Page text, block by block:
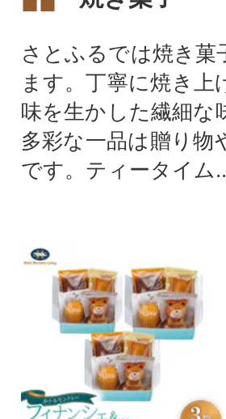
さとふるでは焼き菓
ます。丁寧に焼き
味を生かした繊細な
多彩な一品は贈り物
です。ティータイム